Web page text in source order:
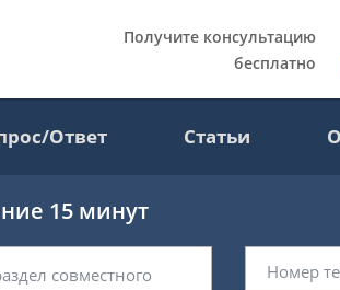
Получите консультацию
бесплатно
Ответ Статьи
15 минут